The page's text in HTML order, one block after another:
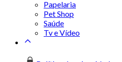
Papelaria
Pet Shop
Saúde
Tv e Vídeo